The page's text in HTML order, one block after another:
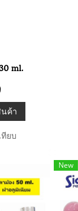
ml.
ค้า
ทียบ
New